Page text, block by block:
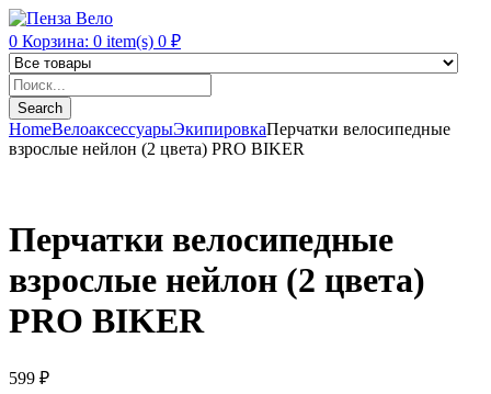
0 Корзина: 0 item(s) 0 ₽
Products
search
Search
HomeВелоаксессуарыЭкипировкаПерчатки велосипедные
взрослые нейлон (2 цвета) PRO BIKER
Перчатки велосипедные
взрослые нейлон (2 цвета)
PRO BIKER
599 ₽